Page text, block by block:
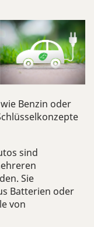
Benzin oder
sind
Sie
Batterien oder
von